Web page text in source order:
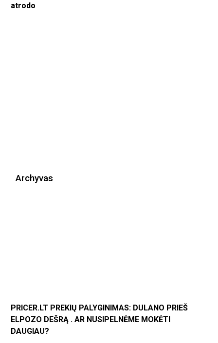
atrodo
Archyvas
PRICER.LT PREKIŲ PALYGINIMAS: DULANO PRIEŠ
ELPOZO DEŠRĄ . AR NUSIPELNĖME MOKĖTI
DAUGIAU?